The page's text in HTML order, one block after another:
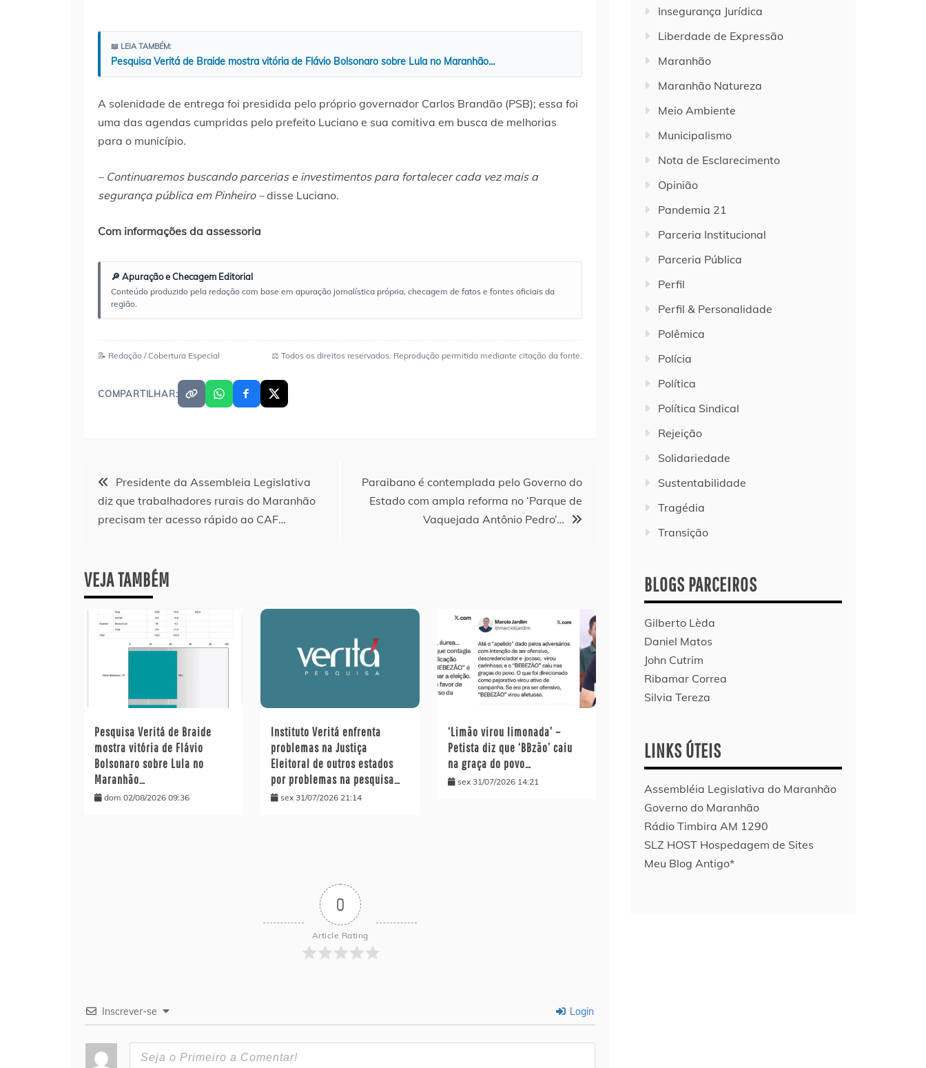
📖 LEIA TAMBÉM:
Pesquisa Veritá de Braide mostra vitória de Flávio Bolsonaro sobre Lula no Maranhão…
A solenidade de entrega foi presidida pelo próprio governador Carlos Brandão (PSB); essa foi
uma das agendas cumpridas pelo prefeito Luciano e sua comitiva em busca de melhorias
para o município.
– Continuaremos buscando parcerias e investimentos para fortalecer cada vez mais a
segurança pública em Pinheiro –disse Luciano.
Com informações da assessoria
🔎 Apuração e Checagem Editorial
Conteúdo produzido pela redação com base em apuração jornalística própria, checagem de fatos e fontes oficiais da
região.
📝 Redação / Cobertura Especial ⚖️ Todos os direitos reservados. Reprodução permitida mediante citação da fonte.
COMPARTILHAR:
Navegação
de
Presidente da Assembleia Legislativa
diz que trabalhadores rurais do Maranhão
precisam ter acesso rápido ao CAF…
Paraibano é contemplada pelo Governo do
Estado com ampla reforma no ‘Parque de
Vaquejada Antônio Pedro’…
VEJA TAMBÉM
Pesquisa Veritá de Braide
mostra vitória de Flávio
Bolsonaro sobre Lula no
Maranhão…
dom 02/08/2026 09:36
Instituto Veritá enfrenta
problemas na Justiça
Eleitoral de outros estados
por problemas na pesquisa…
sex 31/07/2026 21:14
‘Limão virou limonada’ –
Petista diz que ‘BBzão’ caiu
na graça do povo…
sex 31/07/2026 14:21
0
Article Rating
Inscrever-se Login
Insegurança Jurídica
Liberdade de Expressão
Maranhão
Maranhão Natureza
Meio Ambiente
Municipalismo
Nota de Esclarecimento
Opinião
Pandemia 21
Parceria Institucional
Parceria Pública
Perfil
Perfil & Personalidade
Polêmica
Polícia
Política
Política Sindical
Rejeição
Solidariedade
Sustentabilidade
Tragédia
Transição
BLOGS PARCEIROS
Gilberto Lèda
Daniel Matos
John Cutrim
Ribamar Correa
Silvia Tereza
LINKS ÚTEIS
Assembléia Legislativa do Maranhão
Governo do Maranhão
Rádio Timbira AM 1290
SLZ HOST Hospedagem de Sites
Meu Blog Antigo*